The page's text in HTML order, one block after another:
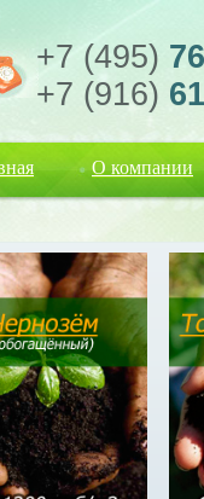
+7 (495)
+7 (916)
О компании